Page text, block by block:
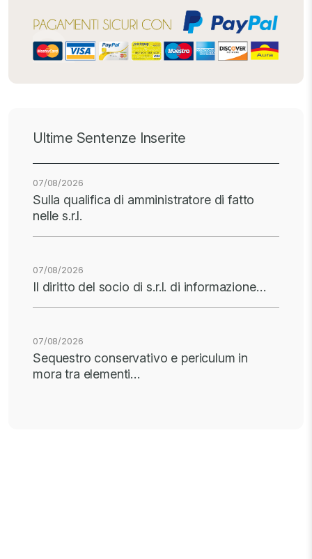
Ultime Sentenze Inserite
07/08/2026
Sulla qualifica di amministratore di fatto
nelle s.r.l.
07/08/2026
Il diritto del socio di s.r.l. di informazione…
07/08/2026
Sequestro conservativo e periculum in
mora tra elementi…